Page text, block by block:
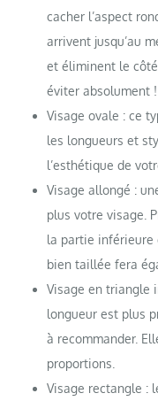
cacher l’aspect
arrivent jusqu’au
et éliminent le
éviter absolument !
Visage ovale : ce
les longueurs et
l’esthétique de
Visage allongé :
plus votre visage.
la partie inférieure
bien taillée fera
Visage en triangle
longueur est plus
à recommander.
proportions.
Visage rectangle :